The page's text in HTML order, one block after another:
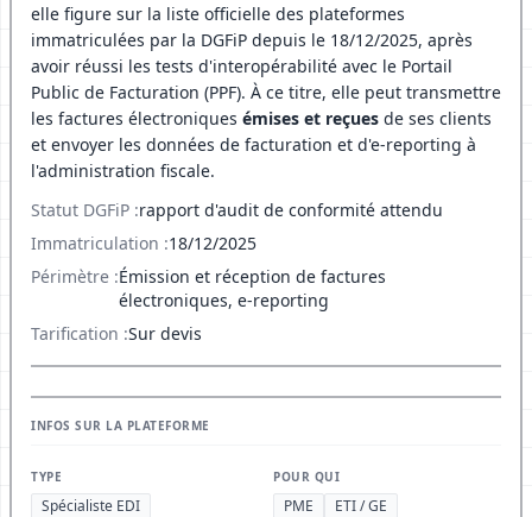
elle figure sur la liste officielle des plateformes
immatriculées par la DGFiP depuis le 18/12/2025, après
avoir réussi les tests d'interopérabilité avec le Portail
Public de Facturation (PPF). À ce titre, elle peut transmettre
les factures électroniques émises et reçues de ses clients
et envoyer les données de facturation et d'e-reporting à
l'administration fiscale.
Statut DGFiP :rapport d'audit de conformité attendu
Immatriculation :18/12/2025
Périmètre :Émission et réception de factures
électroniques, e-reporting
Tarification :Sur devis
INFOS SUR LA PLATEFORME
TYPE
Spécialiste EDI
POUR QUI
PME ETI / GE